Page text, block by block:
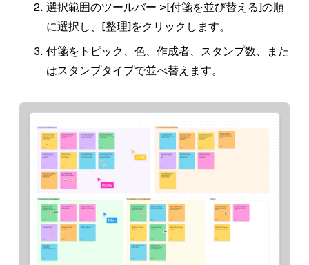
選択範囲のツールバー >[付箋を並び替える]の順
に選択し、 [整理]をクリックします。
付箋を トピック 色、 作成者、 スタンプ数 、また
はスタンプタイプで並べ替えます。